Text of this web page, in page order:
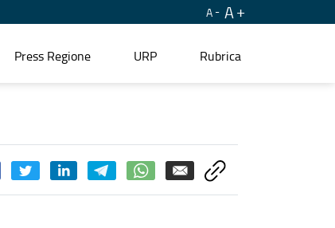
A A
Press Regione URP Rubrica